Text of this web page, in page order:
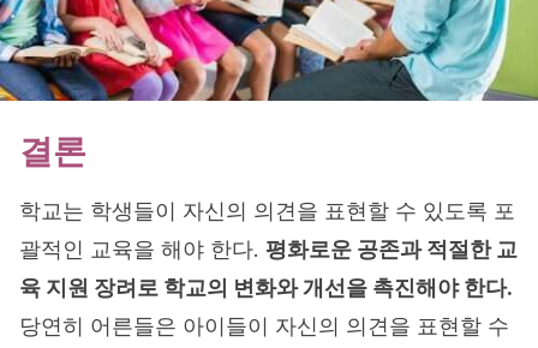
결론
학교는 학생들이 자신의 의견을 표현할 수 있도록 포
괄적인 교육을 해야 한다. 평화로운 공존과 적절한 교
육 지원 장려로 학교의 변화와 개선을 촉진해야 한다.
당연히 어른들은 아이들이 자신의 의견을 표현할 수